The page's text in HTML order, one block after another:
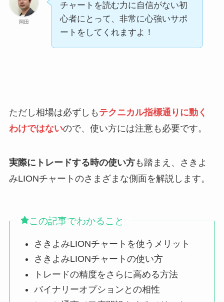
岡田
チャートを読む力に自信がない初
心者にとって、非常に心強いサポ
ートをしてくれますよ！
ただし相場は必ずしも テクニカル指標通りに動く
わけではないので、使い方には注意も必要です。
実際にトレードする時の使い方も踏まえ、さきよ
みLIONチャートのさまざまな側面を解説します。
この記事でわかること
さきよみLIONチャートを使うメリット
さきよみLIONチャートの使い方
トレードの精度をさらに高める方法
バイナリーオプションとの相性